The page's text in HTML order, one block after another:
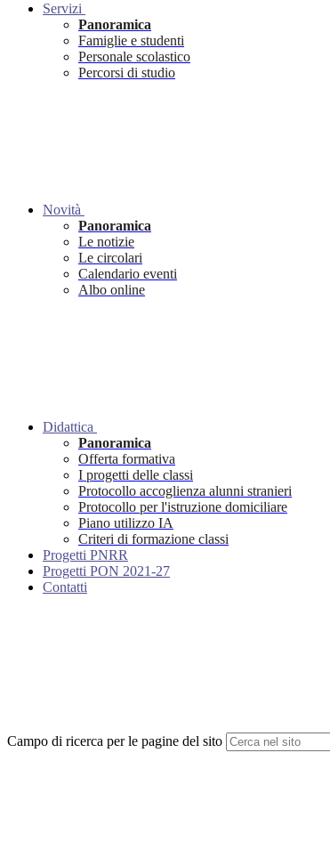
Servizi
Panoramica
Famiglie e studenti
Personale scolastico
Percorsi di studio
Novità
Panoramica
Le notizie
Le circolari
Calendario eventi
Albo online
Didattica
Panoramica
Offerta formativa
I progetti delle classi
Protocollo accoglienza alunni stranieri
Protocollo per l'istruzione domiciliare
Piano utilizzo IA
Criteri di formazione classi
Progetti PNRR
Progetti PON 2021-27
Contatti
Campo di ricerca per le pagine del sito